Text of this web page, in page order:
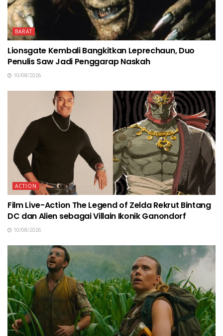
BARAT
Lionsgate Kembali Bangkitkan Leprechaun, Duo
Penulis Saw Jadi Penggarap Naskah
10/08/2026
ACTION
Film Live-Action The Legend of Zelda Rekrut Bintang
DC dan Alien sebagai Villain Ikonik Ganondorf
10/08/2026